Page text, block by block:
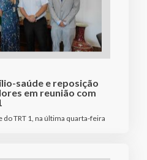
saúde e reposição
em reunião com
do TRT 1, na última quarta-feira